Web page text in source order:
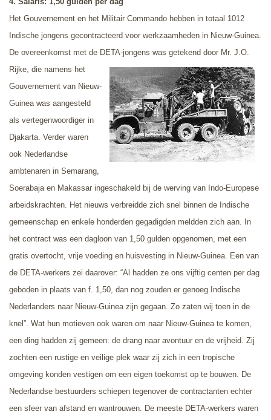
Het Gouvernement en het Militair Commando hebben in totaal 1012
Indische jongens gecontracteerd voor werkzaamheden in Nieuw-Guinea.
De overeenkomst met de DETA-jongens was getekend door Mr. J.O.
Rijke, die namens het
Gouvernement van Nieuw-
Guinea was aangesteld
als vertegenwoordiger in
Djakarta. Verder waren
ook Nederlandse
ambtenaren in Semarang,
Soerabaja en Makassar ingeschakeld bij de werving van Indo-Europese
arbeidskrachten. Het nieuws verbreidde zich snel binnen de Indische
gemeenschap en enkele honderden gegadigden meldden zich aan. In
het contract was een dagloon van 1,50 gulden opgenomen, met een
gratis overtocht, vrije voeding en huisvesting in Nieuw-Guinea. Een van
de DETA-werkers zei daarover: “Al hadden ze ons vijftig centen per dag
geboden in plaats van f. 1,50, dan nog zouden er genoeg Indische
Nederlanders naar Nieuw-Guinea zijn gegaan. Zo zaten wij toen in de
knel”. Wat hun motieven ook waren om naar Nieuw-Guinea te komen,
een ding hadden zij gemeen: de drang naar avontuur en de vrijheid. Zij
zochten een rustige en veilige plek waar zij zich in een tropische
omgeving konden vestigen om een eigen toekomst op te bouwen. De
Nederlandse bestuurders schiepen tegenover de contractanten echter
een sfeer van afstand en wantrouwen. De meeste DETA-werkers waren